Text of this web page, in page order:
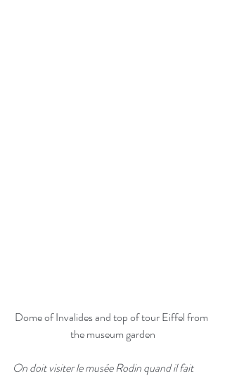
Dome of Invalides and top of tour Eiffel from
the museum garden
On doit visiter le musée Rodin quand il fait